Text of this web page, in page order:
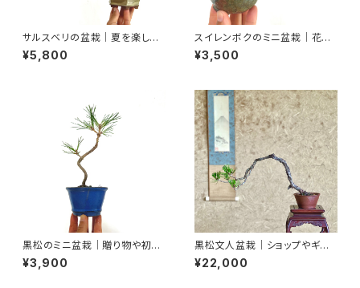
サルスベリの盆栽｜夏を楽しむ
一点物｜高さ約20cm
¥5,800
スイレンボクのミニ盆栽｜花を
楽しむ一点物｜高さ約10cm
¥3,500
黒松のミニ盆栽｜贈り物や初心
者さん向け｜高さ約25cm
¥3,900
黒松文人盆栽｜ショップやギャラ
リーの空間演出に｜高さ約25c
m
¥22,000